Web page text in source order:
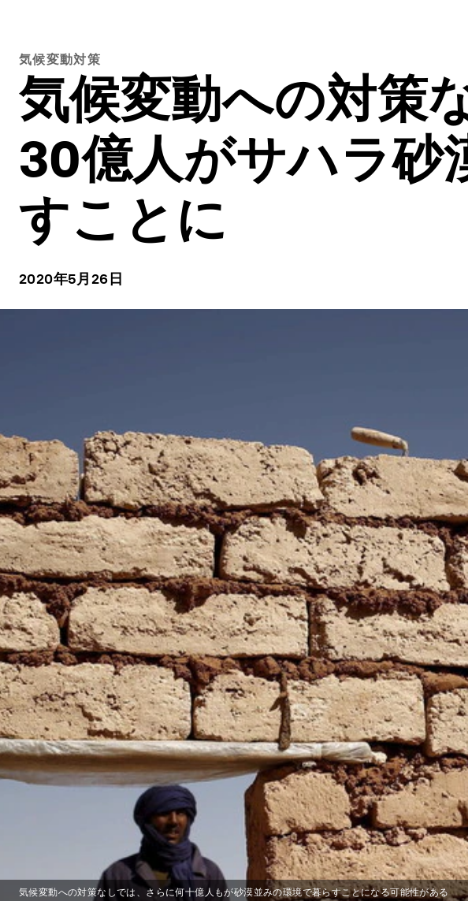
気候変動対策
気候変動への対策
30億人がサハラ砂
すことに
2020年5月26日
気候変動への対策なしでは、さらに何十億人もが砂漠並みの環境で暮らすことになる可能性がある